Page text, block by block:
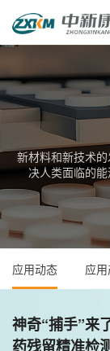
新材料和新技术
决人类面临的
应用动态 应
神奇“捕手”来
药残留精准检